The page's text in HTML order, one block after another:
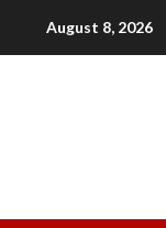
August 8, 2026